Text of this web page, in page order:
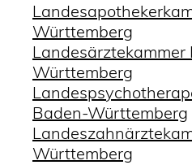
Württemberg
Landesärztekammer
Württemberg
Baden-Württemberg
Württemberg